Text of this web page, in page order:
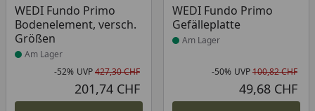
WEDI Fundo Primo
Bodenelement, versch.
Größen
Produkt am Lager
Am Lager
Rabatt in Prozent
-52%
Ursprünglicher Preis
UVP427,30 CHF
201,74 CHF
WEDI Fundo Primo
Gefälleplatte
Produkt am Lager
Am Lager
-50% UVP100,82 CHF
49,68 CHF